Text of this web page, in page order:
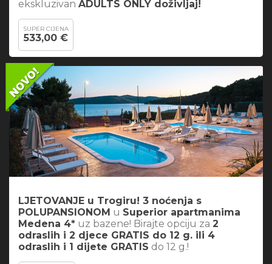
ekskluzivan ADULTS ONLY doživljaj!
SUPER CIJENA
533,00 €
LJETOVANJE u Trogiru! 3 noćenja s
POLUPANSIONOM u Superior apartmanima
Medena 4* uz bazene! Birajte opciju za 2
odraslih i 2 djece GRATIS do 12 g. ili 4
odraslih i 1 dijete GRATIS do 12 g.!